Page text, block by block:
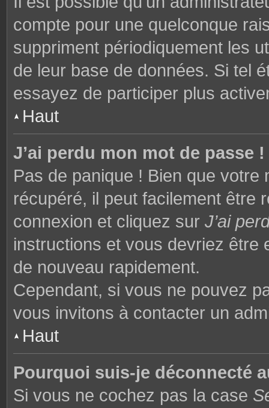
compte pour une quelconque
suppriment périodiquement les
de leur base de données. Si tel
essayez de participer plus
Haut
J’ai perdu mon mot de passe !
Pas de panique ! Bien que
récupéré, il peut facilement être
connexion et cliquez sur J’ai
instructions et vous devriez être
de nouveau rapidement.
Cependant, si vous ne pouvez
vous invitons à contacter un
Haut
Pourquoi suis-je déconnecté
Si vous ne cochez pas la case